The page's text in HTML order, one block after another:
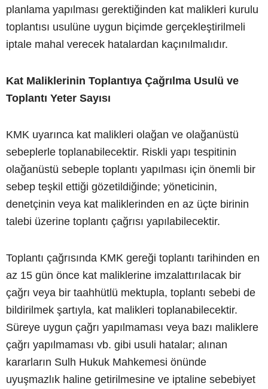
planlama yapılması gerektiğinden kat malikleri kurulu
toplantısı usulüne uygun biçimde gerçekleştirilmeli
iptale mahal verecek hatalardan kaçınılmalıdır.
Kat Maliklerinin Toplantıya Çağrılma Usulü ve
Toplantı Yeter Sayısı
KMK uyarınca kat malikleri olağan ve olağanüstü
sebeplerle toplanabilecektir. Riskli yapı tespitinin
olağanüstü sebeple toplantı yapılması için önemli bir
sebep teşkil ettiği gözetildiğinde; yöneticinin,
denetçinin veya kat maliklerinden en az üçte birinin
talebi üzerine toplantı çağrısı yapılabilecektir.
Toplantı çağrısında KMK gereği toplantı tarihinden en
az 15 gün önce kat maliklerine imzalattırılacak bir
çağrı veya bir taahhütlü mektupla, toplantı sebebi de
bildirilmek şartıyla, kat malikleri toplanabilecektir.
Süreye uygun çağrı yapılmaması veya bazı maliklere
çağrı yapılmaması vb. gibi usuli hatalar; alınan
kararların Sulh Hukuk Mahkemesi önünde
uyuşmazlık haline getirilmesine ve iptaline sebebiyet